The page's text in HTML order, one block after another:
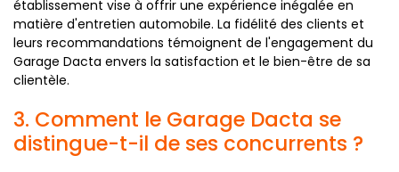
établissement vise à offrir une expérience inégalée en
matière d'entretien automobile. La fidélité des clients et
leurs recommandations témoignent de l'engagement du
Garage Dacta envers la satisfaction et le bien-être de sa
clientèle.
3. Comment le Garage Dacta se
distingue-t-il de ses concurrents ?